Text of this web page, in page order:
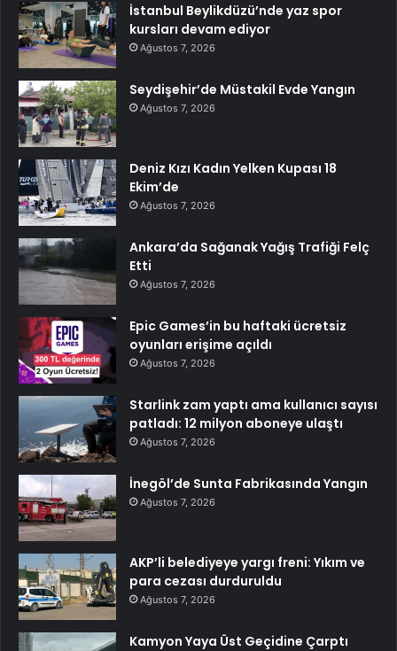
İstanbul Beylikdüzü’nde yaz spor
kursları devam ediyor
Ağustos 7, 2026
Seydişehir’de Müstakil Evde Yangın
Ağustos 7, 2026
Deniz Kızı Kadın Yelken Kupası 18
Ekim’de
Ağustos 7, 2026
Ankara’da Sağanak Yağış Trafiği Felç
Etti
Ağustos 7, 2026
Epic Games’in bu haftaki ücretsiz
oyunları erişime açıldı
Ağustos 7, 2026
Starlink zam yaptı ama kullanıcı sayısı
patladı: 12 milyon aboneye ulaştı
Ağustos 7, 2026
İnegöl’de Sunta Fabrikasında Yangın
Ağustos 7, 2026
AKP’li belediyeye yargı freni: Yıkım ve
para cezası durduruldu
Ağustos 7, 2026
Kamyon Yaya Üst Geçidine Çarptı